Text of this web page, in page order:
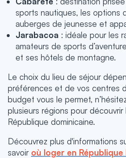
sports nautiques, les options
auberges de jeunesse et
Jarabacoa : idéale pour les
amateurs de sports
et ses hôtels de montagne.
Le choix du lieu de séjour
préférences et de vos centres
budget vous le permet,
plusieurs régions pour découvrir
République dominicaine.
Découvrez plus d'informations
savoir où loger en République